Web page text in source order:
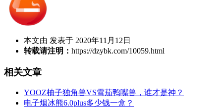
本文由 发表于 2020年11月12日
转载请注明： https://dzybk.com/10059.html
相关文章
YOOZ柚子独角兽VS雪茄鸭嘴兽，谁才是神？
电子烟冰熊6.0plus多少钱一盒？